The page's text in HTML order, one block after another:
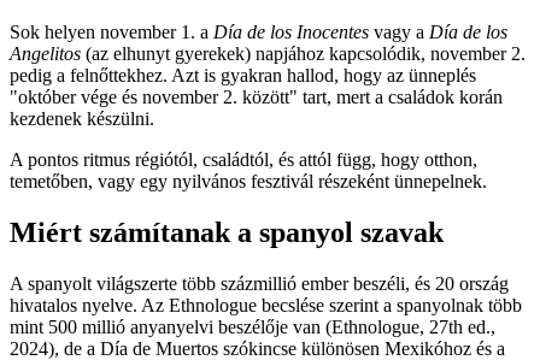
Sok helyen november 1. a Día de los Inocentes vagy a Día de los
Angelitos (az elhunyt gyerekek) napjához kapcsolódik, november 2.
pedig a felnőttekhez. Azt is gyakran hallod, hogy az ünneplés
"október vége és november 2. között" tart, mert a családok korán
kezdenek készülni.
A pontos ritmus régiótól, családtól, és attól függ, hogy otthon,
temetőben, vagy egy nyilvános fesztivál részeként ünnepelnek.
Miért számítanak a spanyol szavak
A spanyolt világszerte több százmillió ember beszéli, és 20 ország
hivatalos nyelve. Az Ethnologue becslése szerint a spanyolnak több
mint 500 millió anyanyelvi beszélője van (Ethnologue, 27th ed.,
2024), de a Día de Muertos szókincse különösen Mexikóhoz és a